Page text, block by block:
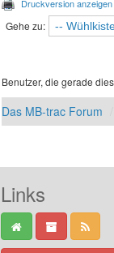
Druckversion anzeigen
Gehe zu:
Benutzer, die gerade
Das MB-trac Forum
Links